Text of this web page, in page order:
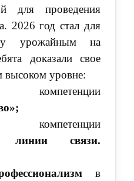
для проведения
2026 год стал для
урожайным на
доказали свое
высоком уровне:
линии связи.
в